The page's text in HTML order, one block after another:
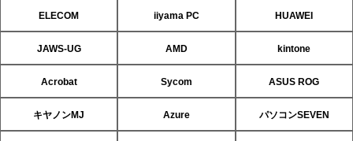
ELECOM iiyama PC HUAWEI
JAWS-UG AMD kintone
Acrobat Sycom ASUS ROG
キヤノンMJ Azure パソコンSEVEN